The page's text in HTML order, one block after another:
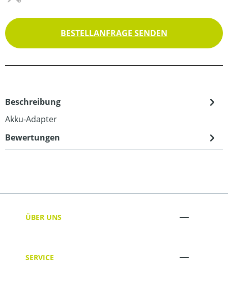
BESTELLANFRAGE SENDEN
Beschreibung
Akku-Adapter
Bewertungen
ÜBER UNS
SERVICE